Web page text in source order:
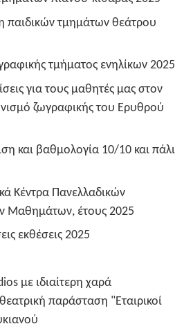
παιδικών τμημάτων θεάτρου
τμήματος ενηλίκων 2025
για τους μαθητές μας στον
ζωγραφικής του Ερυθρού
και βαθμολογία 10/10 και πάλι
Κέντρα Πανελλαδικών
Μαθημάτων, έτους 2025
εκθέσεις 2025
με ιδιαίτερη χαρά
παράσταση "Εταιρικοί